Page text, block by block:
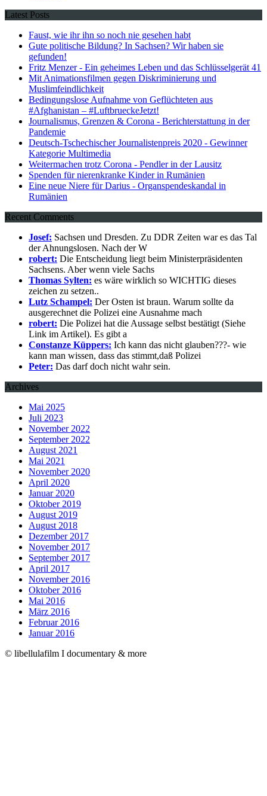
Latest Posts
Faust, wie ihr ihn so noch nie gesehen habt
Gute politische Bildung? In Sachsen? Wir haben sie
gefunden!
Fritz Menzer - Ein geheimes Leben und das Schlüsselgerät 41
Mit Animationsfilmen gegen Diskriminierung und
Muslimfeindlichkeit
Bedingungslose Aufnahme von Geflüchteten aus
#Afghanistan – #LuftbrueckeJetzt!
Journalismus, Grenzen & Corona - Berichterstattung in der
Pandemie
Deutsch-Tschechischer Journalistenpreis 2020 - Gewinner
Kategorie Multimedia
Weitermachen trotz Corona - Pendler in der Lausitz
Spenden für nierenkranke Kinder in Rumänien
Eine neue Niere für Darius - Organspendeskandal in
Rumänien
Recent Comments
Josef: Sachsen und Dresden. Zu DDR Zeiten war es das Tal
der Ahnungslosen. Nach der W
robert: Die Entscheidung liegt beim Ministerpräsidenten
Sachsens. Aber wenn viele Sachs
Thomas Sylten: es wäre wirklich so WICHTIG dieses
zeichen zu setzen..
Lutz Schampel: Der Osten ist braun. Warum sollte da
ausgerechnet die Polizei eine Ausnahme mach
robert: Die Polizei hat die Aussage selbst bestätigt (Siehe
Link im Artikel). Es gibt a
Constanze Küppers: Ich kann das nicht glauben???- wie
kann man wissen, dass das stimmt,daß Polizei
Peter: Das darf doch nicht wahr sein.
Archives
Mai 2025
Juli 2023
November 2022
September 2022
August 2021
Mai 2021
November 2020
April 2020
Januar 2020
Oktober 2019
August 2019
August 2018
Dezember 2017
November 2017
September 2017
April 2017
November 2016
Oktober 2016
Mai 2016
März 2016
Februar 2016
Januar 2016
© libellulafilm I documentary & more